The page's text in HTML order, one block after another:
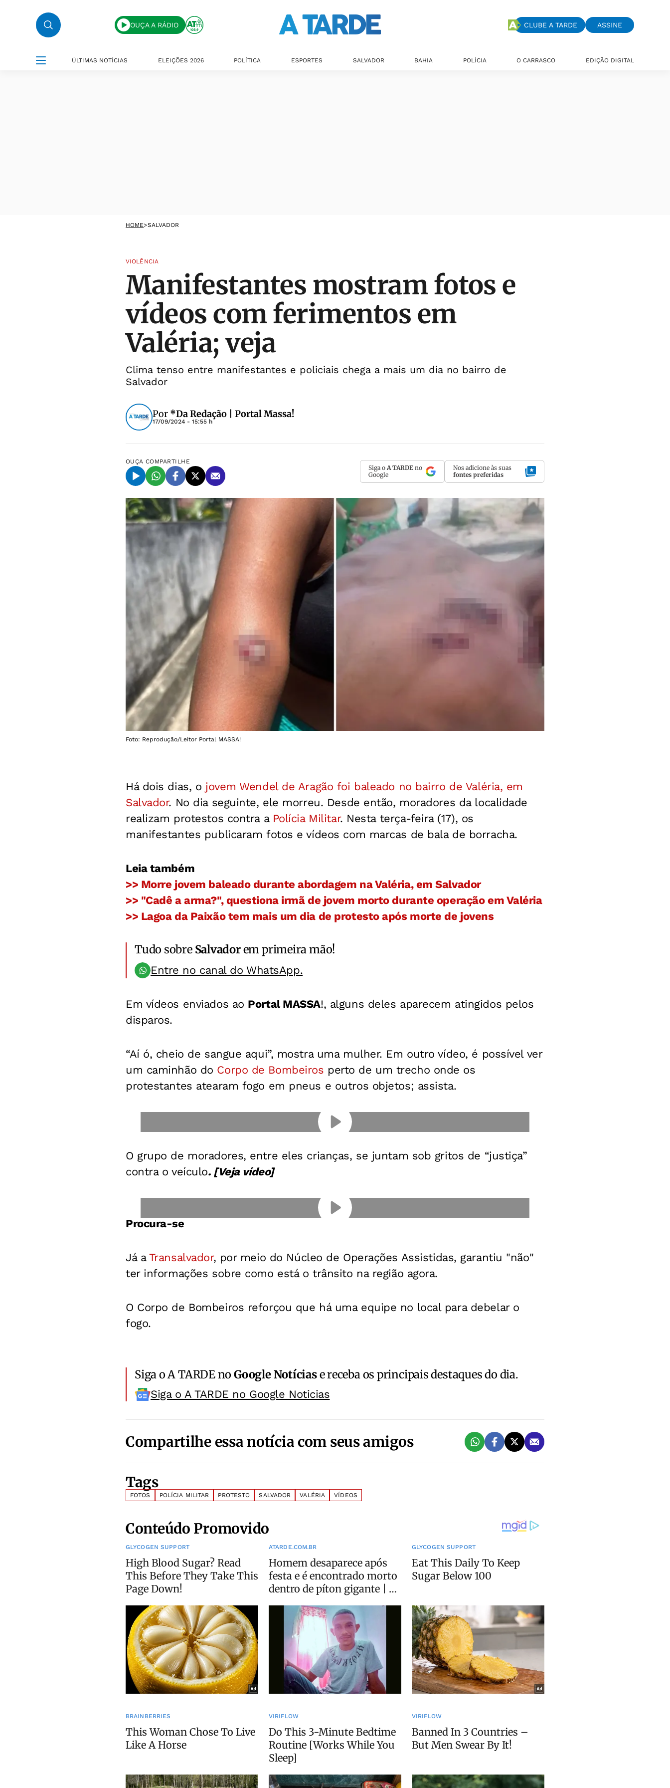
OUÇA A RÁDIO CLUBE A TARDE ASSINE
ÚLTIMAS NOTÍCIAS ELEIÇÕES 2026 POLÍTICA ESPORTES SALVADOR BAHIA POLÍCIA O CARRASCO EDIÇÃO DIGITAL
HOME>SALVADOR
VIOLÊNCIA
Manifestantes mostram fotos e
vídeos com ferimentos em
Valéria; veja
Clima tenso entre manifestantes e policiais chega a mais um dia no bairro de
Salvador
Por *Da Redação | Portal Massa!
17/09/2024 - 15:55 h
OUÇA COMPARTILHE
Siga o A TARDE no
Google
Nos adicione às suas
fontes preferidas
Foto: Reprodução/Leitor Portal MASSA!
Há dois dias, o jovem Wendel de Aragão foi baleado no bairro de Valéria, em
Salvador. No dia seguinte, ele morreu. Desde então, moradores da localidade
realizam protestos contra a Polícia Militar. Nesta terça-feira (17), os
manifestantes publicaram fotos e vídeos com marcas de bala de borracha.
Leia também
>> Morre jovem baleado durante abordagem na Valéria, em Salvador
>> "Cadê a arma?", questiona irmã de jovem morto durante operação em Valéria
>> Lagoa da Paixão tem mais um dia de protesto após morte de jovens
Tudo sobre Salvadorem primeira mão!
Entre no canal do WhatsApp.
Em vídeos enviados ao Portal MASSA!, alguns deles aparecem atingidos pelos
disparos.
“Aí ó, cheio de sangue aqui”, mostra uma mulher. Em outro vídeo, é possível ver
um caminhão do Corpo de Bombeiros perto de um trecho onde os
protestantes atearam fogo em pneus e outros objetos; assista.
O grupo de moradores, entre eles crianças, se juntam sob gritos de “justiça”
contra o veículo. [Veja vídeo]
Procura-se
Já a Transalvador, por meio do Núcleo de Operações Assistidas, garantiu "não"
ter informações sobre como está o trânsito na região agora.
O Corpo de Bombeiros reforçou que há uma equipe no local para debelar o
fogo.
Siga o A TARDE noGoogle Notíciase receba os principais destaques do dia.
Siga o A TARDE no Google Noticias
Compartilhe essa notícia com seus amigos
Tags
FOTOS POLÍCIA MILITAR PROTESTO SALVADOR VALÉRIA VÍDEOS